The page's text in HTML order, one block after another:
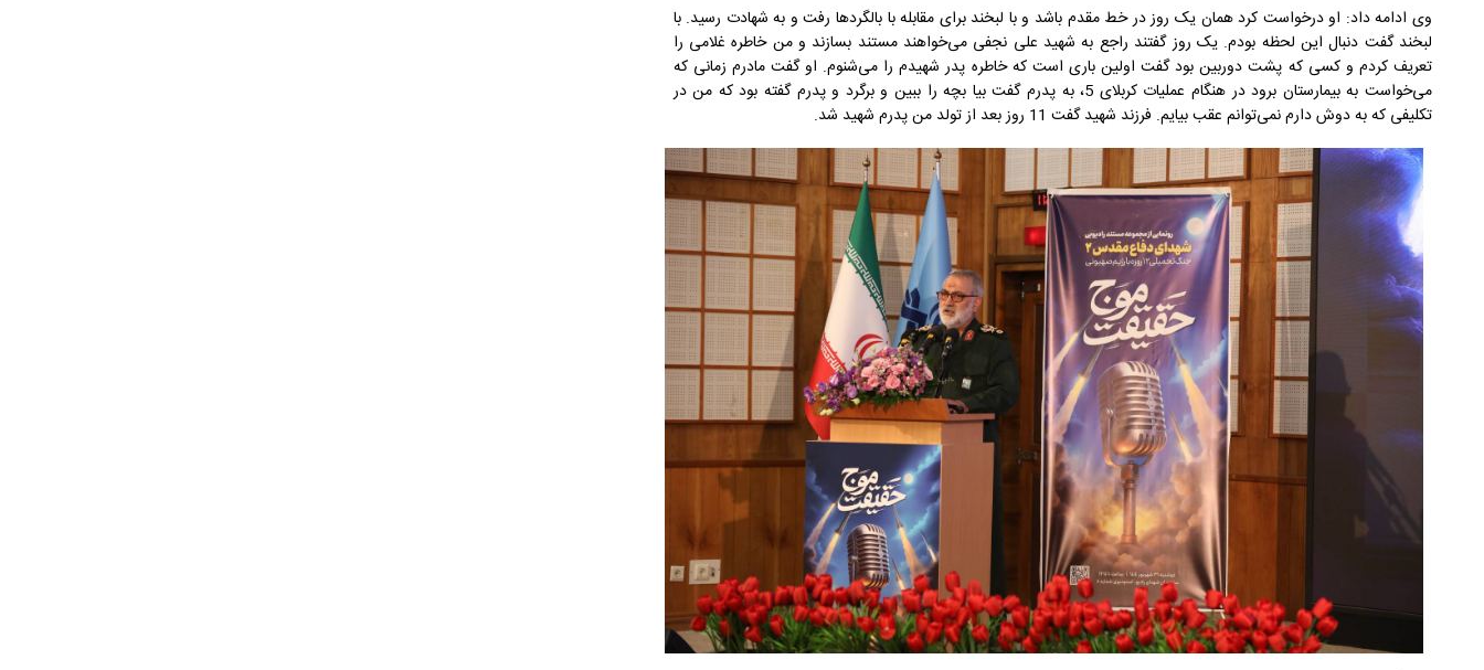
وی ادامه داد: او درخواست کرد همان یک روز در خط مقدم باشد و با لبخند برای مقابله با بالگردها رفت و به شهادت رسید. با
لبخند گفت دنبال این لحظه بودم. یک روز گفتند راجع به شهید علی نجفی می‌خواهند مستند بسازند و من خاطره غلامی را
تعریف کردم و کسی که پشت دوربین بود گفت اولین باری است که خاطره پدر شهیدم را می‌شنوم. او گفت مادرم زمانی که
می‌خواست به بیمارستان برود در هنگام عملیات کربلای 5، به پدرم گفت بیا بچه را ببین و برگرد و پدرم گفته بود که من در
تکلیفی که به دوش دارم نمی‌توانم عقب بیایم. فرزند شهید گفت 11 روز بعد از تولد من پدرم شهید شد.